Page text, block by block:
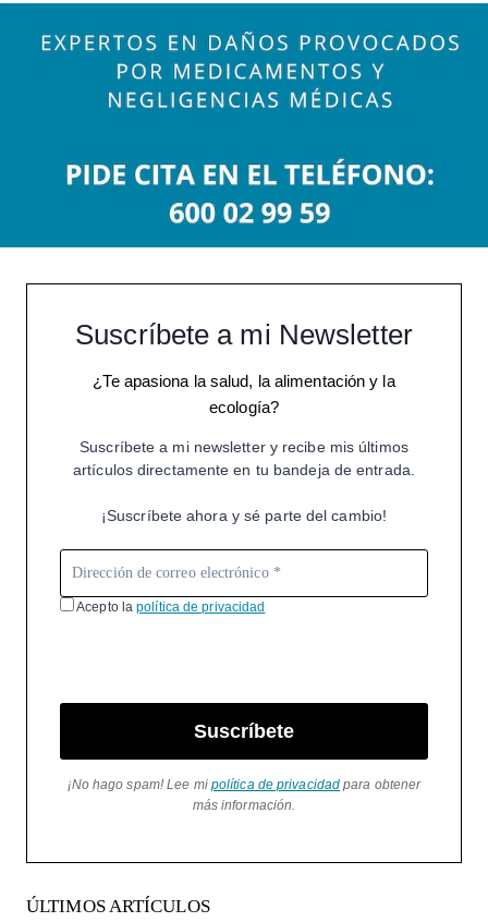
Suscríbete a mi Newsletter
¿Te apasiona la salud, la alimentación y la
ecología?
Suscríbete a mi newsletter y recibe mis últimos
artículos directamente en tu bandeja de entrada.
¡Suscríbete ahora y sé parte del cambio!
Acepto lapolítica de privacidad
Suscríbete
¡No hago spam! Lee mi política de privacidad para obtener
más información.
ÚLTIMOS ARTÍCULOS